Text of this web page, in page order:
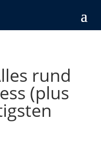
rund
(plus